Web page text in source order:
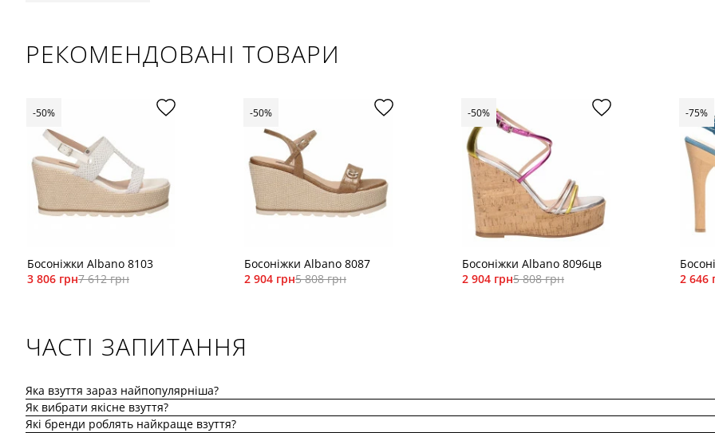
РЕКОМЕНДОВАНІ ТОВАРИ
Босоніжки Albano 8103
3 806 грн7 612 грн
-50%
Босоніжки Albano 8087
2 904 грн5 808 грн
-50%
Босоніжки Albano 8096цв
2 904 грн5 808 грн
-50%
2 646
-75%
ЧАСТІ ЗАПИТАННЯ
Яка взуття зараз найпопулярніша?
Як вибрати якісне взуття?
Які бренди роблять найкраще взуття?